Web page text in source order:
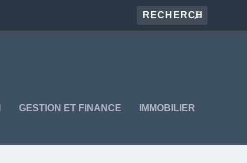
GESTION ET FINANCE IMMOBILIER